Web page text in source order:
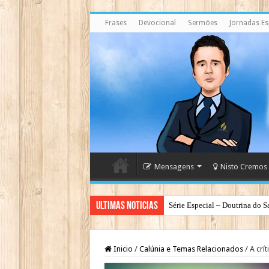
Frases Devocional Sermões Jornadas
Mensagens Nisto Cremos
Ultimas Noticias Série Especial – Doutrina do
Antes da Porta se Fechar: A
Inicio / Calúnia e Temas Relacionados / A